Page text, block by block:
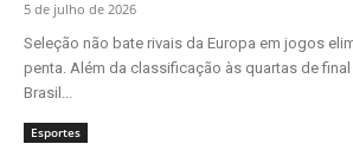
5 de julho de 2026
Seleção não bate rivais da Europa em jogos
penta. Além da classificação às quartas de
Brasil...
Esportes